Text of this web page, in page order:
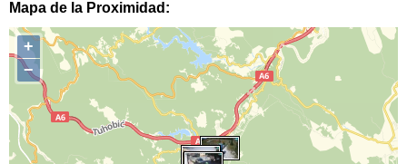
Mapa de la Proximidad:
+
−